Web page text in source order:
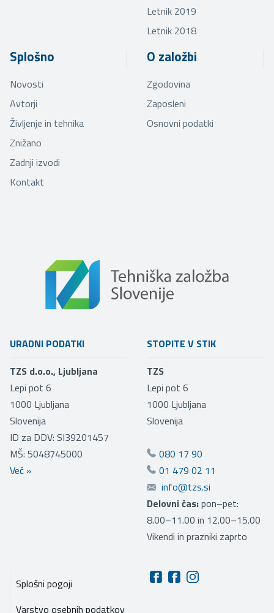
Letnik 2019
Letnik 2018
Splošno
Novosti
Avtorji
Življenje in tehnika
Znižano
Zadnji izvodi
Kontakt
O založbi
Zgodovina
Zaposleni
Osnovni podatki
URADNI PODATKI
TZS d.o.o., Ljubljana
Lepi pot 6
1000 Ljubljana
Slovenija
ID za DDV: SI39201457
MŠ: 5048745000
Več »
STOPITE V STIK
TZS
Lepi pot 6
1000 Ljubljana
Slovenija
080 17 90
01 479 02 11
info@tzs.si
Delovni čas:pon–pet:
8.00–11.00 in 12.00–15.00
Vikendi in prazniki zaprto
Splošni pogoji
Varstvo osebnih podatkov